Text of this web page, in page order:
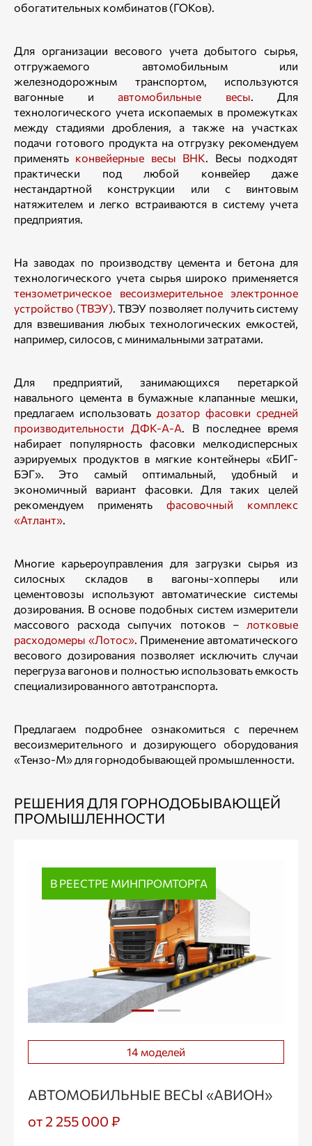
обогатительных комбинатов (ГОКов).
Для организации весового учета добытого сырья,
отгружаемого автомобильным или
железнодорожным транспортом, используются
вагонные и автомобильные весы. Для
технологического учета ископаемых в промежутках
между стадиями дробления, а также на участках
подачи готового продукта на отгрузку рекомендуем
применять конвейерные весы ВНК. Весы подходят
практически под любой конвейер даже
нестандартной конструкции или с винтовым
натяжителем и легко встраиваются в систему учета
предприятия.
На заводах по производству цемента и бетона для
технологического учета сырья широко применяется
тензометрическое весоизмерительное электронное
устройство (ТВЭУ). ТВЭУ позволяет получить систему
для взвешивания любых технологических емкостей,
например, силосов, с минимальными затратами.
Для предприятий, занимающихся перетаркой
навального цемента в бумажные клапанные мешки,
предлагаем использовать дозатор фасовки средней
производительности ДФК-А-А. В последнее время
набирает популярность фасовки мелкодисперсных
аэрируемых продуктов в мягкие контейнеры «БИГ-
БЭГ». Это самый оптимальный, удобный и
экономичный вариант фасовки. Для таких целей
рекомендуем применять фасовочный комплекс
«Атлант».
Многие карьероуправления для загрузки сырья из
силосных складов в вагоны-хопперы или
цементовозы используют автоматические системы
дозирования. В основе подобных систем измерители
массового расхода сыпучих потоков – лотковые
расходомеры «Лотос». Применение автоматического
весового дозирования позволяет исключить случаи
перегруза вагонов и полностью использовать емкость
специализированного автотранспорта.
Предлагаем подробнее ознакомиться с перечнем
весоизмерительного и дозирующего оборудования
«Тензо-М» для горнодобывающей промышленности.
РЕШЕНИЯ ДЛЯ ГОРНОДОБЫВАЮЩЕЙ
ПРОМЫШЛЕННОСТИ
В РЕЕСТРЕ МИНПРОМТОРГА
14 моделей
АВТОМОБИЛЬНЫЕ ВЕСЫ «АВИОН»
от 2 255 000 ₽